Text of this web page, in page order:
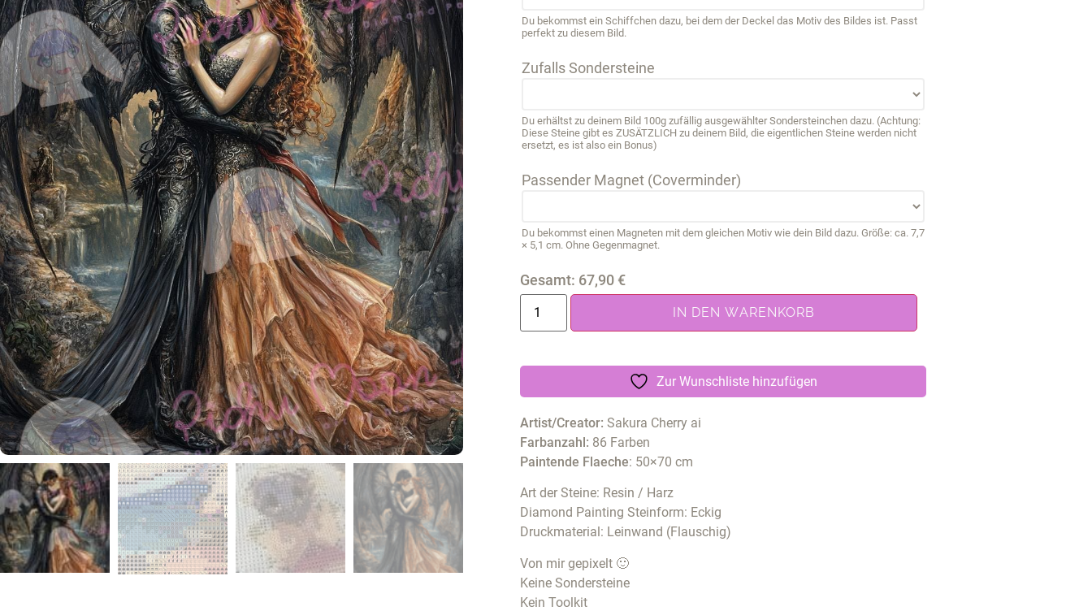
Du bekommst ein Schiffchen dazu, bei dem der Deckel das Motiv des Bildes ist. Passt
perfekt zu diesem Bild.
Zufalls Sondersteine
Du erhältst zu deinem Bild 100g zufällig ausgewählter Sondersteinchen dazu. (Achtung:
Diese Steine gibt es ZUSÄTZLICH zu deinem Bild, die eigentlichen Steine werden nicht
ersetzt, es ist also ein Bonus)
Passender Magnet (Coverminder)
Du bekommst einen Magneten mit dem gleichen Motiv wie dein Bild dazu. Größe: ca. 7,7
× 5,1 cm. Ohne Gegenmagnet.
Gesamt: 67,90 €
IN DEN WARENKORB
Zur Wunschliste hinzufügen
Artist/Creator: Sakura Cherry ai
Farbanzahl: 86 Farben
Paintende Flaeche: 50×70 cm
Art der Steine: Resin / Harz
Diamond Painting Steinform: Eckig
Druckmaterial: Leinwand (Flauschig)
Von mir gepixelt 🙂
Keine Sondersteine
Kein Toolkit